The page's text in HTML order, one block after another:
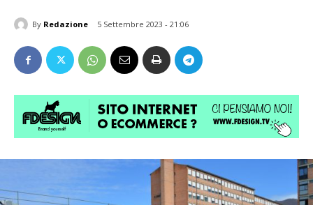
By Redazione 5 Settembre 2023 - 21:06